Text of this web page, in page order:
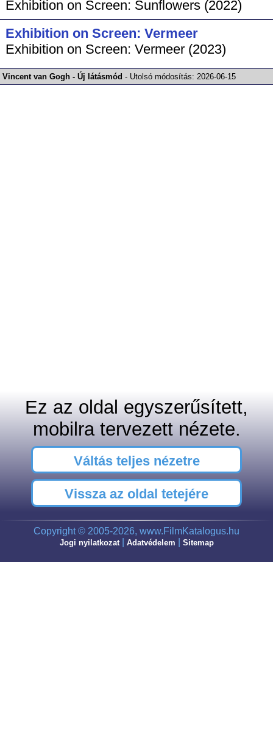
Exhibition on Screen: Sunflowers (2022)
Exhibition on Screen: Vermeer
Exhibition on Screen: Vermeer (2023)
Vincent van Gogh - Új látásmód - Utolsó módosítás:2026-06-15
Ez az oldal egyszerűsített,
mobilra tervezett nézete.
Váltás teljes nézetre
Vissza az oldal tetejére
Copyright © 2005-2026, www.FilmKatalogus.hu
Jogi nyilatkozat| Adatvédelem Sitemap